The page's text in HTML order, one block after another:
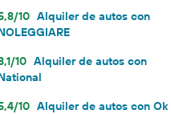
10 Alquiler de autos con
10 Alquiler de autos con
10 Alquiler de autos con Ok